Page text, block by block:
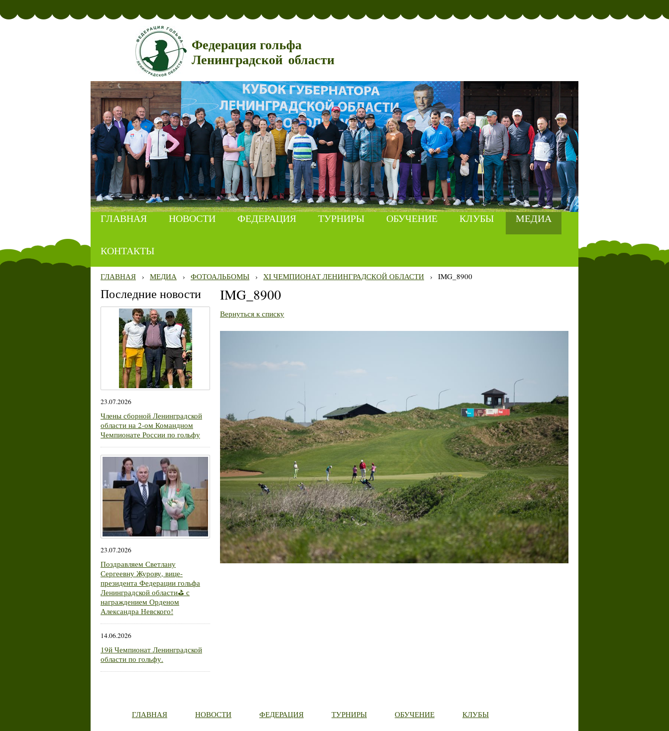
Федерация гольфа
Ленинградской области
ГЛАВНАЯ НОВОСТИ ФЕДЕРАЦИЯ ТУРНИРЫ ОБУЧЕНИЕ КЛУБЫ МЕДИА
КОНТАКТЫ
ГЛАВНАЯ › МЕДИА › ФОТОАЛЬБОМЫ › XI ЧЕМПИОНАТ ЛЕНИНГРАДСКОЙ ОБЛАСТИ › IMG_8900
Последние новости
23.07.2026
Члены сборной Ленинградской
области на 2-ом Командном
Чемпионате России по гольфу
23.07.2026
Поздравляем Светлану
Сергеевну Журову, вице-
президента Федерации гольфа
Ленинградской области⛳ с
награждением Орденом
Александра Невского!
14.06.2026
19й Чемпионат Ленинградской
области по гольфу.
IMG_8900
Вернуться к списку
ГЛАВНАЯ НОВОСТИ ФЕДЕРАЦИЯ ТУРНИРЫ ОБУЧЕНИЕ КЛУБЫ